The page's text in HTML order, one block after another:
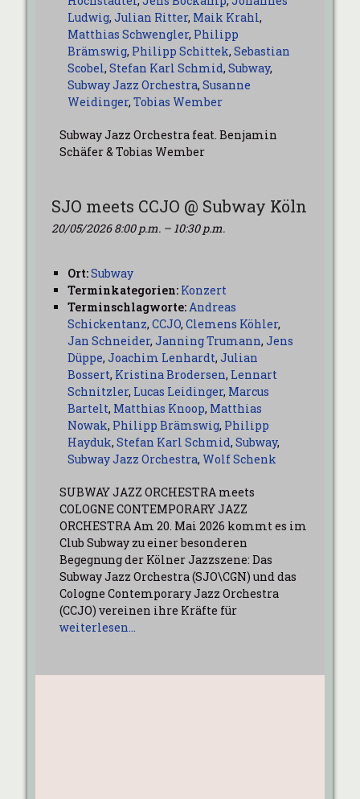
Ludwig, Julian Ritter, Maik Krahl,
Matthias Schwengler, Philipp
Brämswig, Philipp Schittek, Sebastian
Scobel, Stefan Karl Schmid, Subway,
Subway Jazz Orchestra, Susanne
Weidinger, Tobias Wember
Subway Jazz Orchestra feat. Benjamin
Schäfer & Tobias Wember
SJO meets CCJO @ Subway Köln
20/05/2026 8:00 p.m. – 10:30 p.m.
Ort:Subway
Terminkategorien: Konzert
Terminschlagworte:Andreas
Schickentanz, CCJO, Clemens Köhler,
Jan Schneider, Janning Trumann, Jens
Düppe, Joachim Lenhardt, Julian
Bossert, Kristina Brodersen, Lennart
Schnitzler, Lucas Leidinger, Marcus
Bartelt, Matthias Knoop, Matthias
Nowak, Philipp Brämswig, Philipp
Hayduk, Stefan Karl Schmid, Subway,
Subway Jazz Orchestra, Wolf Schenk
SUBWAY JAZZ ORCHESTRA meets
COLOGNE CONTEMPORARY JAZZ
ORCHESTRA Am 20. Mai 2026 kommt es im
Club Subway zu einer besonderen
Begegnung der Kölner Jazzszene: Das
Subway Jazz Orchestra (SJO\CGN) und das
Cologne Contemporary Jazz Orchestra
(CCJO) vereinen ihre Kräfte für
weiterlesen…